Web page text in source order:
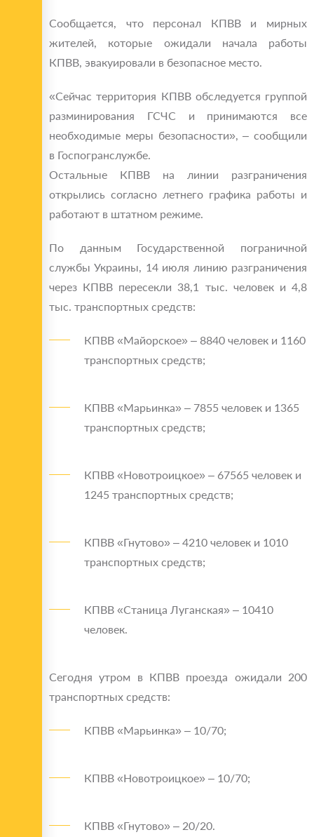
Сообщается, что персонал КПВВ и мирных
жителей, которые ожидали начала работы
КПВВ, эвакуировали в безопасное место.
«Сейчас территория КПВВ обследуется группой
разминирования ГСЧС и принимаются все
необходимые меры безопасности», – сообщили
в Госпогранслужбе.
Остальные КПВВ на линии разграничения
открылись согласно летнего графика работы и
работают в штатном режиме.
По данным Государственной пограничной
службы Украины, 14 июля линию разграничения
через КПВВ пересекли 38,1 тыс. человек и 4,8
тыс. транспортных средств:
КПВВ «Майорское» – 8840 человек и 1160
транспортных средств;
КПВВ «Марьинка» – 7855 человек и 1365
транспортных средств;
КПВВ «Новотроицкое» – 67565 человек и
1245 транспортных средств;
КПВВ «Гнутово» – 4210 человек и 1010
транспортных средств;
КПВВ «Станица Луганская» – 10410
человек.
Сегодня утром в КПВВ проезда ожидали 200
транспортных средств:
КПВВ «Марьинка» – 10/70;
КПВВ «Новотроицкое» – 10/70;
КПВВ «Гнутово» – 20/20.